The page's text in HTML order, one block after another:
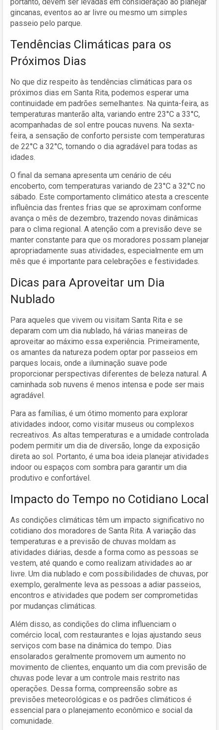
gincanas, eventos ao ar livre ou mesmo um simples
passeio pelo parque.
Tendências Climáticas para os
Próximos Dias
No que diz respeito às tendências climáticas para os
próximos dias em Santa Rita, podemos esperar uma
continuidade em padrões semelhantes. Na quinta-feira, as
temperaturas manterão alta, variando entre 23°C a 33°C,
acompanhadas de sol entre poucas nuvens. Na sexta-
feira, a sensação de conforto persiste com temperaturas
de 22°C a 32°C, tornando o dia agradável para todas as
idades.
O final da semana apresenta um cenário de céu
encoberto, com temperaturas variando de 23°C a 32°C no
sábado. Este comportamento climático atesta a crescente
influência das frentes frias que se aproximam conforme
avança o mês de dezembro, trazendo novas dinâmicas
para o clima regional. A atenção com a previsão deve se
manter constante para que os moradores possam planejar
apropriadamente suas atividades, especialmente em um
mês que é importante para celebrações e festividades.
Dicas para Aproveitar um Dia
Nublado
Para aqueles que vivem ou visitam Santa Rita e se
deparam com um dia nublado, há várias maneiras de
aproveitar ao máximo essa experiência. Primeiramente,
os amantes da natureza podem optar por passeios em
parques locais, onde a iluminação suave pode
proporcionar perspectivas diferentes de beleza natural. A
caminhada sob nuvens é menos intensa e pode ser mais
agradável.
Para as famílias, é um ótimo momento para explorar
atividades indoor, como visitar museus ou complexos
recreativos. As altas temperaturas e a umidade controlada
podem permitir um dia de diversão, longe da exposição
direta ao sol. Portanto, é uma boa ideia planejar atividades
indoor ou espaços com sombra para garantir um dia
produtivo e confortável.
Impacto do Tempo no Cotidiano Local
As condições climáticas têm um impacto significativo no
cotidiano dos moradores de Santa Rita. A variação das
temperaturas e a previsão de chuvas moldam as
atividades diárias, desde a forma como as pessoas se
vestem, até quando e como realizam atividades ao ar
livre. Um dia nublado e com possibilidades de chuvas, por
exemplo, geralmente leva as pessoas a adiar passeios,
encontros e atividades que podem ser comprometidas
por mudanças climáticas.
Além disso, as condições do clima influenciam o
comércio local, com restaurantes e lojas ajustando seus
serviços com base na dinâmica do tempo. Dias
ensolarados geralmente promovem um aumento no
movimento de clientes, enquanto um dia com previsão de
chuvas pode levar a um controle mais restrito nas
operações. Dessa forma, compreensão sobre as
previsões meteorológicas e os padrões climáticos é
essencial para o planejamento econômico e social da
comunidade.